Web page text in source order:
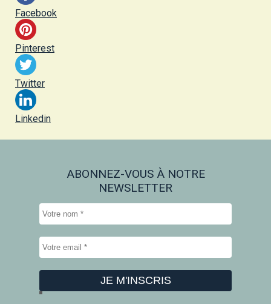
Facebook
Pinterest
Twitter
Linkedin
ABONNEZ-VOUS À NOTRE
NEWSLETTER